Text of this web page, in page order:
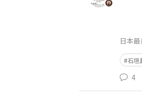
日本
石垣
4